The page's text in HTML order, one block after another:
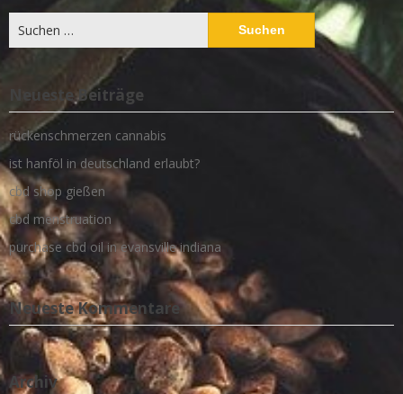
Suchen
nach:
Neueste Beiträge
rückenschmerzen cannabis
ist hanföl in deutschland erlaubt?
cbd shop gießen
cbd menstruation
purchase cbd oil in evansville indiana
Neueste Kommentare
Archiv